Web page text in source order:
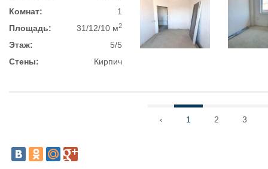
Комнат:
1
Площадь:
31/12/10 м2
Этаж:
5/5
Стены:
Кирпич
‹ 1 2 3